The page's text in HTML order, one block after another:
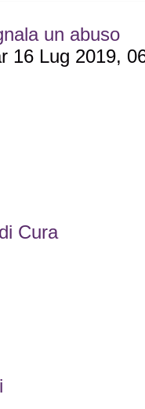
un abuso
16 Lug 2019,
Cura